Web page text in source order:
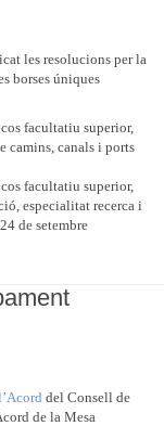
les resolucions per la
borses úniques
facultatiu superior,
camins, canals i ports
facultatiu superior,
especialitat recerca i
de setembre
del Consell de
de la Mesa